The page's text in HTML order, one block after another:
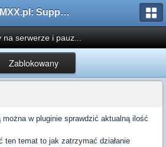
AMXX.pl: Support AMX Mod X i SourceMod
na serwerze i pauz...
Zablokowany
w pluginie sprawdzić aktualną ilość
ten temat to jak zatrzymać działanie